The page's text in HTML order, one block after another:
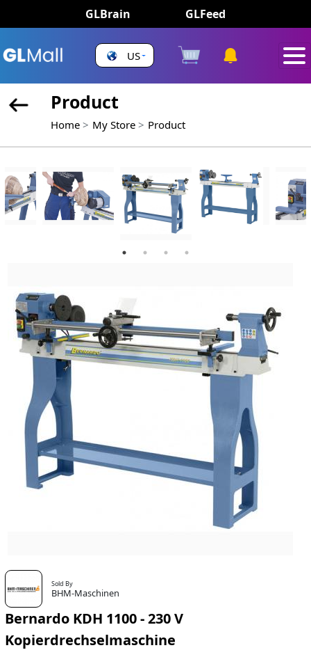
GLBrain GLFeed
US
Product
Home My Store Product
Sold By
BHM-Maschinen
Bernardo KDH 1100 - 230 V
Kopierdrechselmaschine